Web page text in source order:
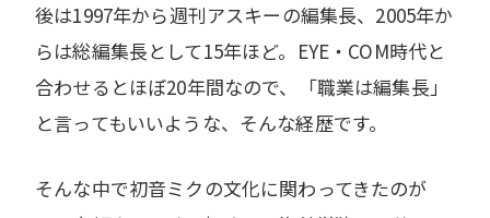
後は1997年から週刊アスキーの編集長、2005年か
らは総編集長として15年ほど。EYE・COM時代と
合わせるとほぼ20年間なので、「職業は編集長」
と言ってもいいような、そんな経歴です。
そんな中で初音ミクの文化に関わってきたのが